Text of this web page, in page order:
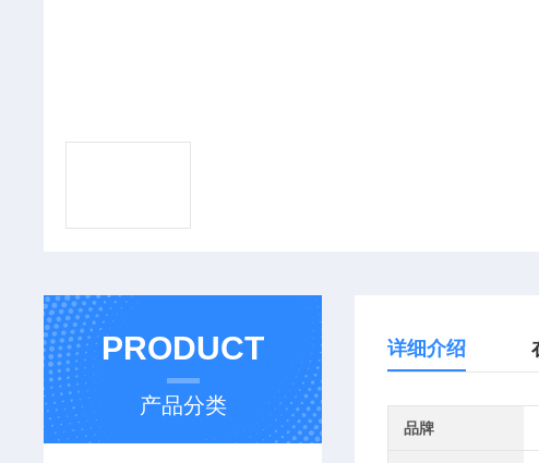
PRODUCT
产品分类
详细介绍
品牌